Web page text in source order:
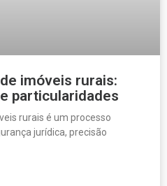
imóveis rurais:
particularidades
rurais é um processo
jurídica, precisão